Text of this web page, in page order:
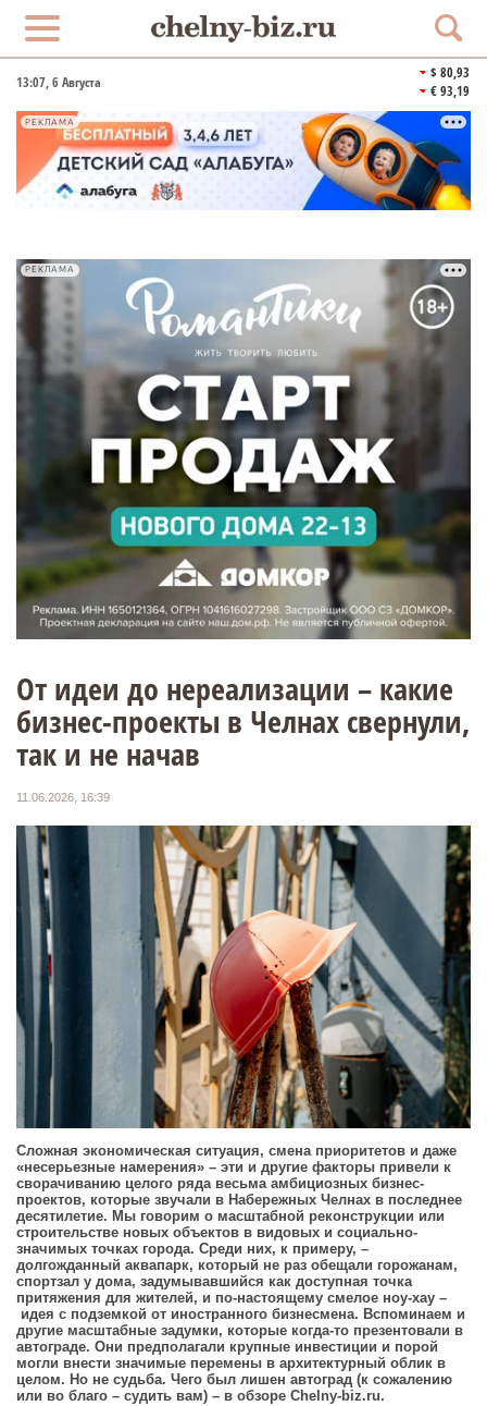
13:07, 6 Августа
$ 80,93
€ 93,19
РЕКЛАМА
РЕКЛАМА
От идеи до нереализации – какие
бизнес-проекты в Челнах свернули,
так и не начав
11.06.2026, 16:39
Сложная экономическая ситуация, смена приоритетов и даже
«несерьезные намерения» – эти и другие факторы привели к
сворачиванию целого ряда весьма амбициозных бизнес-
проектов, которые звучали в Набережных Челнах в последнее
десятилетие. Мы говорим о масштабной реконструкции или
строительстве новых объектов в видовых и социально-
значимых точках города. Среди них, к примеру, –
долгожданный аквапарк, который не раз обещали горожанам,
спортзал у дома, задумывавшийся как доступная точка
притяжения для жителей, и по‑настоящему смелое ноу‑хау –
идея с подземкой от иностранного бизнесмена. Вспоминаем и
другие масштабные задумки, которые когда‑то презентовали в
автограде. Они предполагали крупные инвестиции и порой
могли внести значимые перемены в архитектурный облик в
целом. Но не судьба. Чего был лишен автоград (к сожалению
или во благо – судить вам) – в обзоре Chelny-biz.ru.